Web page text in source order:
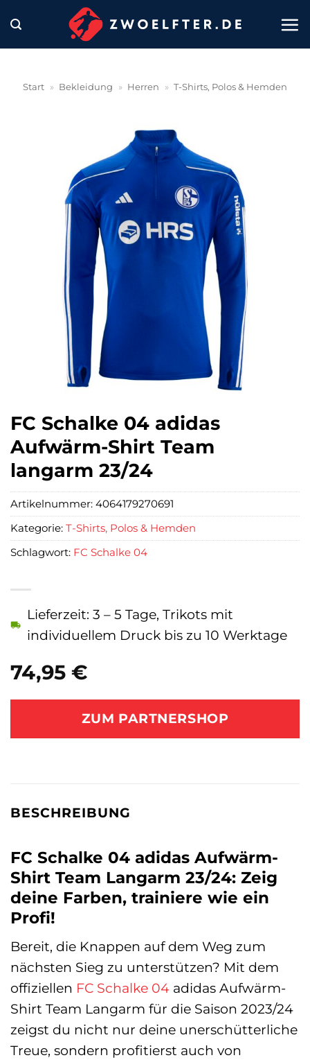
Inhalt
springen
Start » Bekleidung » Herren » T-Shirts, Polos & Hemden
FC Schalke 04 adidas
Aufwärm-Shirt Team
langarm 23/24
74,95 €
Lieferzeit: 3 – 5 Tage, Trikots mit
individuellem Druck bis zu 10 Werktage
ZUM PARTNERSHOP
Artikelnummer: 4064179270691
Kategorie: T-Shirts, Polos & Hemden
Schlagwort: FC Schalke 04
BESCHREIBUNG
FC Schalke 04 adidas Aufwärm-
Shirt Team Langarm 23/24: Zeig
deine Farben, trainiere wie ein
Profi!
Bereit, die Knappen auf dem Weg zum
nächsten Sieg zu unterstützen? Mit dem
offiziellen FC Schalke 04 adidas Aufwärm-
Shirt Team Langarm für die Saison 2023/24
zeigst du nicht nur deine unerschütterliche
Treue, sondern profitierst auch von